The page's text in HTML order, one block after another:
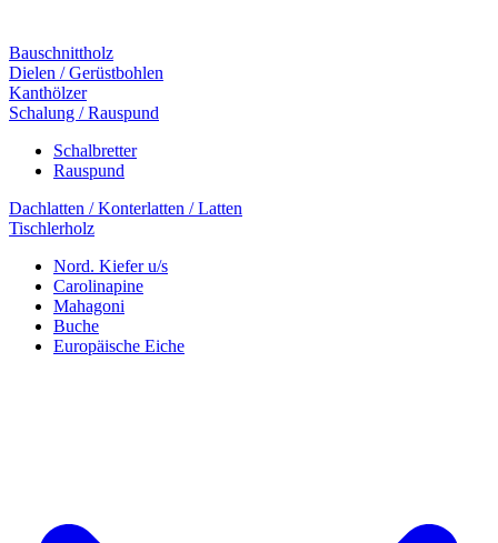
Bauschnittholz
Dielen / Gerüstbohlen
Kanthölzer
Schalung / Rauspund
Schalbretter
Rauspund
Dachlatten / Konterlatten / Latten
Tischlerholz
Nord. Kiefer u/s
Carolinapine
Mahagoni
Buche
Europäische Eiche